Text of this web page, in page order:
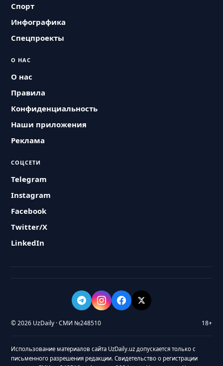
Спорт
Инфографика
Спецпроекты
О НАС
О нас
Правила
Конфиденциальность
Наши приложения
Реклама
СОЦСЕТИ
Telegram
Instagram
Facebook
Twitter/X
LinkedIn
© 2026 UzDaily · СМИ №248510 18+
Использование материалов сайта UzDaily.uz допускается только с
письменного разрешения редакции. Свидетельство о регистрации